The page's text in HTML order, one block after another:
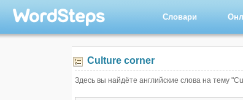
Словари
Culture corner
Здесь вы найдёте английские слова на тему